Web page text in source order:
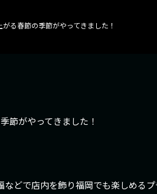
る春節の季節がやってきました！
節がやってきました！
どで店内を飾り福岡でも楽しめるプ